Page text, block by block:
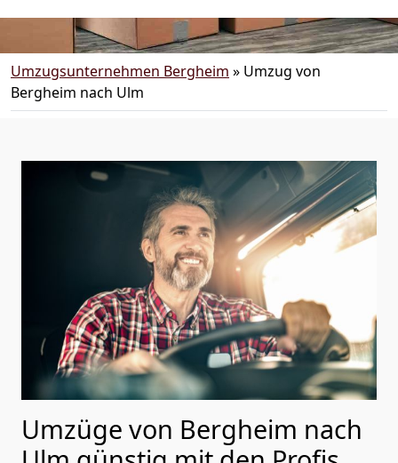
Umzugsunternehmen Bergheim » Umzug von
Bergheim nach Ulm
Umzüge von Bergheim nach